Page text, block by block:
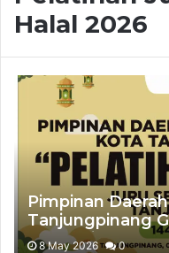
Halal 2026
Pimpinan
Tanjungpinang
Sembelih Halal
8 May 2026 0